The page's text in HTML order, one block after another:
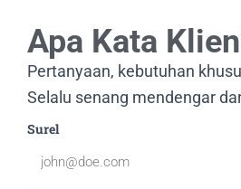
Apa Kata
Pertanyaan, kebutuhan
Selalu senang mendengar
Surel